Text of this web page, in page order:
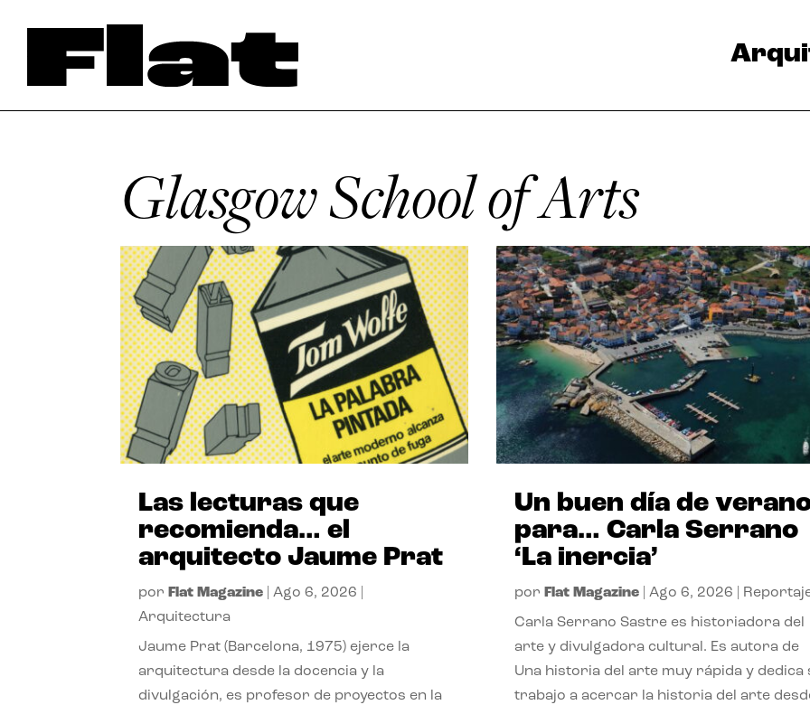
Glasgow School of Arts
Las lecturas que
recomienda… el
arquitecto Jaume Prat
por Flat Magazine |Ago 6, 2026
Arquitectura
Jaume Prat (Barcelona, 1975) ejerce la
arquitectura desde la docencia y la
divulgación, es profesor de proyectos en la
Un buen día de
para… Carla Serrano
‘La inercia’
por Flat Magazine| Ago 6, 2026
Carla Serrano Sastre es historiadora del
arte y divulgadora cultural. Es autora de
Una historia del arte muy rápida y dedica
trabajo a acercar la historia del arte